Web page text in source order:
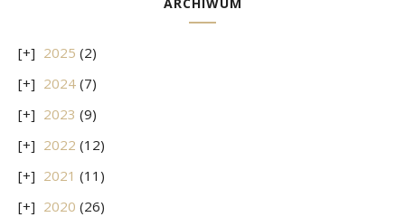
2025 (2)
2024 (7)
2023 (9)
2022 (12)
2021 (11)
2020 (26)